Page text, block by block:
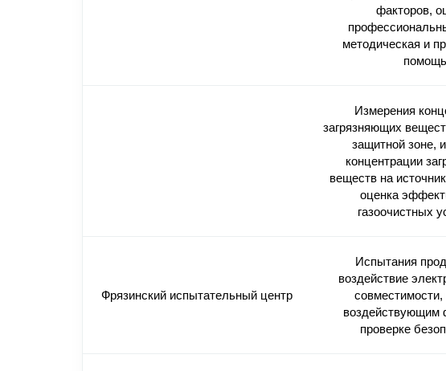
факторов,
методическая и
помощь
Измерения
загрязняющих
защитной зоне,
концентрации
веществ на
оценка
газоочистных
Фрязинский испытательный центр
Испытания
воздействие
воздействующим
проверке